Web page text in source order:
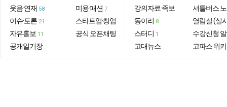
웃음·연재 58
이슈·토론 21
자유홍보 11
공개일기장
미용·패션 7
스타트업·창업
공식 오픈채팅
강의자료·족보
동아리 8
스터디 1
고대뉴스
셔틀버스
열람실 (실
수강신청
고파스 위키